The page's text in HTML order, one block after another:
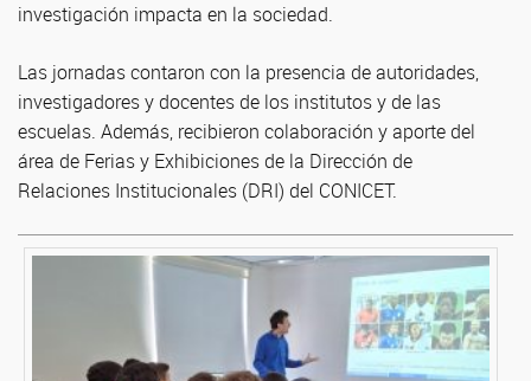
investigación impacta en la sociedad.
Las jornadas contaron con la presencia de autoridades,
investigadores y docentes de los institutos y de las
escuelas. Además, recibieron colaboración y aporte del
área de Ferias y Exhibiciones de la Dirección de
Relaciones Institucionales (DRI) del CONICET.